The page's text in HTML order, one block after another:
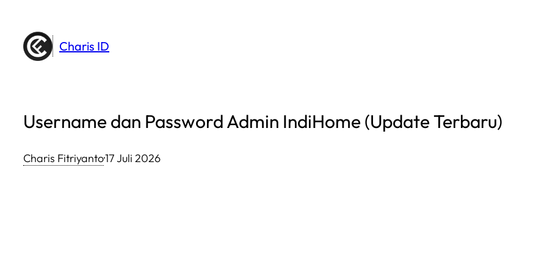
konten
Charis ID
Username dan Password Admin IndiHome (Update Terbaru)
Charis Fitriyanto·17 Juli 2026